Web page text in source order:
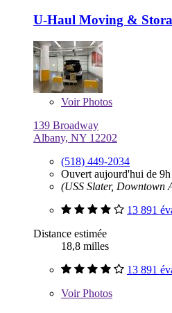
U-Haul Moving &
VoirPhotos
139 Broadway
Albany, NY 12202
(518) 449-2034
Ouvert aujourd'hui de
(USS Slater, Downtown
13 891
Distance estimée
18,8 milles
13 891
VoirPhotos